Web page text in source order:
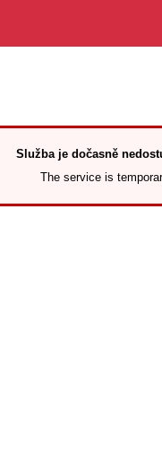
Služba je dočasně
The service is